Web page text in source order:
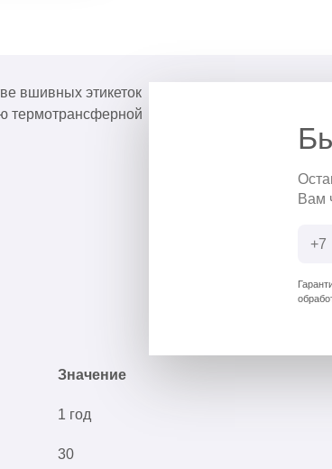
Вам
вшивных этикеток
термотрансферной
Значение
1 год
30